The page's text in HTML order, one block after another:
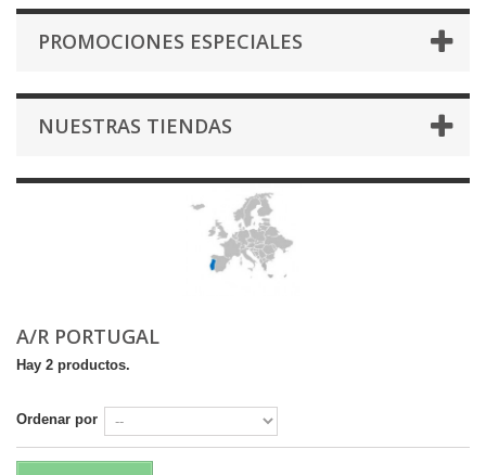
PROMOCIONES ESPECIALES
NUESTRAS TIENDAS
A/R PORTUGAL
Hay 2 productos.
Ordenar por